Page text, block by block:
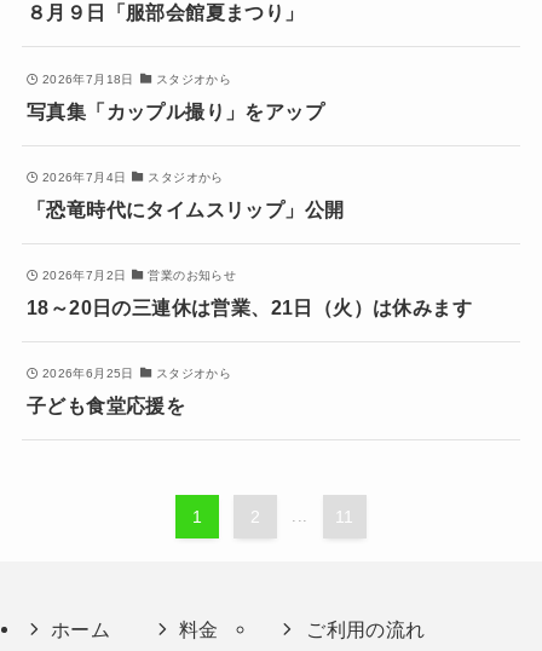
８月９日「服部会館夏まつり」
2026年7月18日 スタジオから
写真集「カップル撮り」をアップ
2026年7月4日 スタジオから
「恐竜時代にタイムスリップ」公開
2026年7月2日 営業のお知らせ
18～20日の三連休は営業、21日（火）は休みます
2026年6月25日 スタジオから
子ども食堂応援を
1 2 ... 11
ホーム 料金 ご利用の流れ